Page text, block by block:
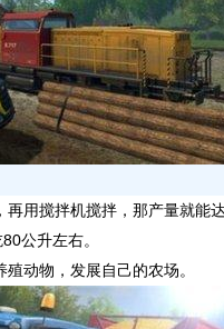
用搅拌机搅拌，那产量就能达
公升左右。
动物，发展自己的农场。